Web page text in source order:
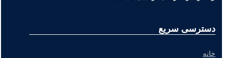
دسترسی سریع
خانه